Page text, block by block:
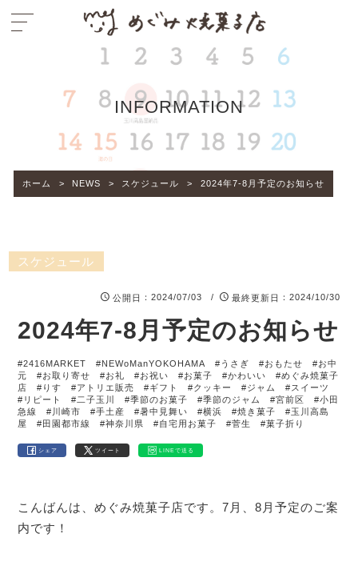
INFORMATION
ホーム > NEWS > スケジュール > 2024年7-8月予定のお知らせ
スケジュール
公開日 ：2024/07/03 / 最終更新日 ：2024/10/30
2024年7-8月予定のお知らせ
#2416MARKET #NEWoManYOKOHAMA #うさぎ #おもたせ
#お中
元
#お取り寄せ #お礼 #お祝い #お菓子 #かわいい
#めぐみ焼菓子
店
#りす #アトリエ販売 #ギフト #クッキー #ジャム
#スイーツ
#リピート
#二子玉川 #季節のお菓子 #季節のジャム #宮前区
#小田
急線
#川崎市 #手土産 #暑中見舞い #横浜 #焼き菓子
#玉川高島
屋
#田園都市線 #神奈川県 #自宅用お菓子 #菅生 #菓子折り
シェア ツイート LINEで送る
こんばんは、めぐみ焼菓子店です。7月、8月予定のご案
内です！